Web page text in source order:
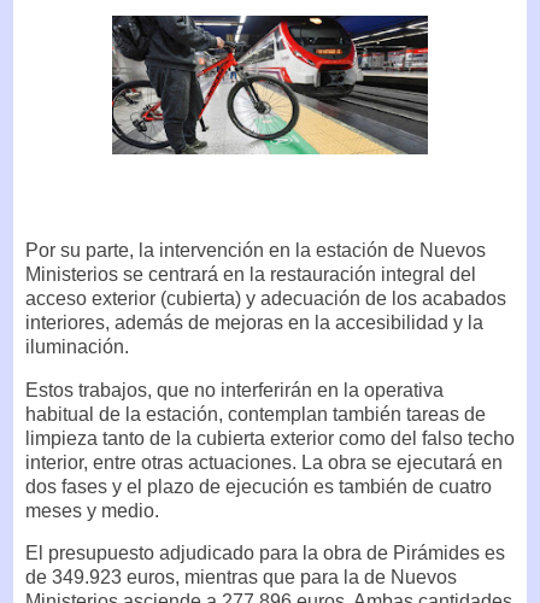
Por su parte, la intervención en la estación de Nuevos
Ministerios se centrará en la restauración integral del
acceso exterior (cubierta) y adecuación de los acabados
interiores, además de mejoras en la accesibilidad y la
iluminación.
Estos trabajos, que no interferirán en la operativa
habitual de la estación, contemplan también tareas de
limpieza tanto de la cubierta exterior como del falso techo
interior, entre otras actuaciones. La obra se ejecutará en
dos fases y el plazo de ejecución es también de cuatro
meses y medio.
El presupuesto adjudicado para la obra de Pirámides es
de 349.923 euros, mientras que para la de Nuevos